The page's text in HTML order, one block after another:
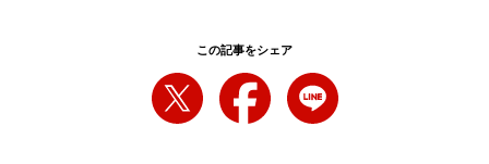
この記事をシェア